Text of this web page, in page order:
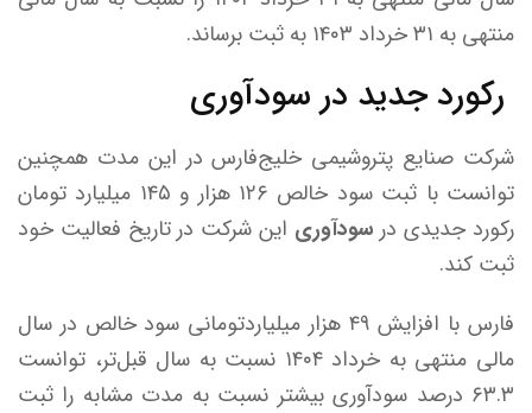
منتهی به ۳۱ خرداد ۱۴۰۳ به ثبت برساند.
رکورد جدید در سودآوری
شرکت صنایع پتروشیمی خلیج‌فارس در این مدت همچنین
توانست با ثبت سود خالص ۱۲۶ هزار و ۱۴۵ میلیارد تومان
رکورد جدیدی در سودآوری این شرکت در تاریخ فعالیت خود
ثبت کند.
فارس با افزایش ۴۹ هزار میلیاردتومانی سود خالص در سال
مالی منتهی به خرداد ۱۴۰۴ نسبت به سال قبل‌تر، توانست
۶۳.۳ درصد سودآوری بیشتر نسبت به مدت مشابه را ثبت